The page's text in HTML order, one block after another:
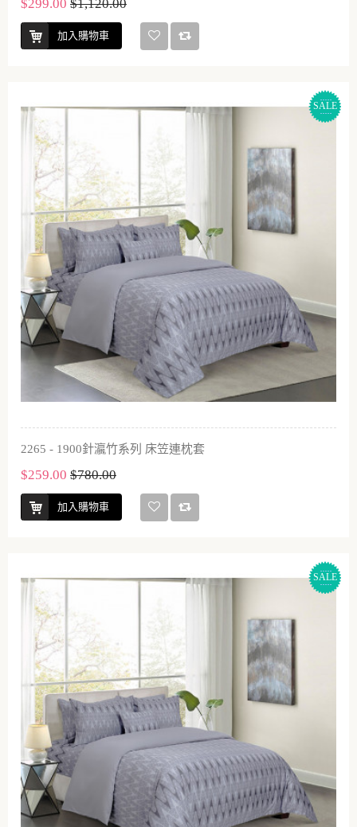
$299.00 $1,120.00
加入購物車
SALE
2265 - 1900針瀛竹系列 床笠連枕套
$259.00 $780.00
加入購物車
SALE